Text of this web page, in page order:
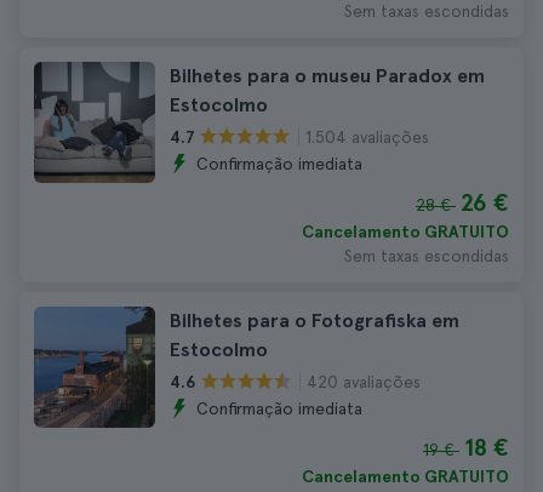
Sem taxas escondidas
Bilhetes para o museu Paradox em
Estocolmo
4.7
1.504 avaliações
Confirmação imediata
28 € 26 €
Cancelamento GRATUITO
Sem taxas escondidas
Bilhetes para o Fotografiska em
Estocolmo
4.6
420 avaliações
Confirmação imediata
19 € 18 €
Cancelamento GRATUITO